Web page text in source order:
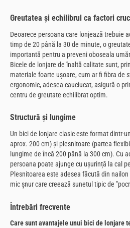
Greutatea și echilibrul ca factori
Deoarece persoana care lonjează trebuie
timp de 20 până la 30 de minute, o
importantă pentru a preveni oboseala
Bicele de lonjare de înaltă calitate sunt,
materiale foarte ușoare, cum ar fi fibra de
ergonomic, adesea cauciucat, asigură o
centru de greutate echilibrat optim.
Structură și lungime
Un bici de lonjare clasic este format dintr-
aprox. 200 cm) și plesnitoare (partea
lungime de încă 200 până la 300 cm). Cu
persoana poate ajunge cu ușurință la cal
Plesnitoarea este adesea făcută din
mic șnur care creează sunetul tipic de
Întrebări frecvente
Care sunt avantajele unui bici de lonjare